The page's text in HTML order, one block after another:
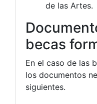
de las Artes.
becas
En el caso de las
los documentos
siguientes.